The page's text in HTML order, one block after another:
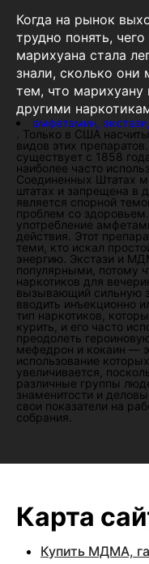
Когда на рынок
трудно понять,
марихуана стала
знали, сколько они
тем, что
другими
амфетамин,
. Только в США
видов этих
существует с 1858
наиболее часто
Соединенных Штатах
штатах и запрещена в
является спорной
проблем со
употребление
действия. Этот
теми, кто искал
энергию. Экстази и
популярными, потому
наркотиков для
вызывающий сильную
вводить инъекционно
тип наркотиков,
курить, и его часто
преодолеть
мефедрон и кокаин —
использование
увеличивается,
различные группы
знаменитости и
свои показатели на
собрания.
Карта
Купить МДМА,